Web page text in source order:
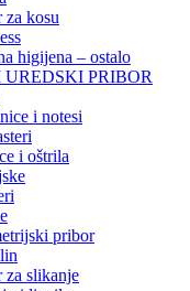
za kosu
higijena – ostalo
PRIBOR
i notesi
i oštrila
pribor
za slikanje